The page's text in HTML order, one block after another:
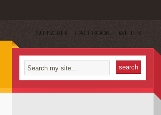
SUBSCRIBE FACEBOOK TWITTER